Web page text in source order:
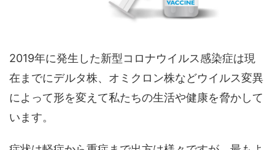
2019年に発生した新型コロナウイルス感染症は現
在までにデルタ株、オミクロン株などウイルス変異
によって形を変えて私たちの生活や健康を脅かして
います。